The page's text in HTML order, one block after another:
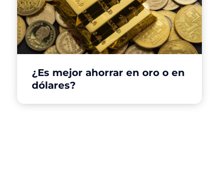
¿Es mejor ahorrar en oro o en
dólares?